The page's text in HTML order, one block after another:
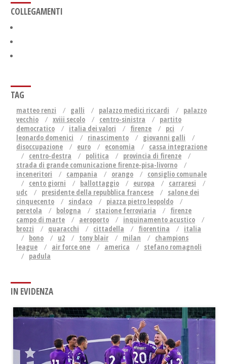
COLLEGAMENTI
TAG
matteo renzi galli palazzo medici riccardi
palazzo
vecchio
xviii secolo centro-sinistra
partito
democratico
italia dei valori firenze
pci
leonardo domenici
rinascimento
giovanni galli
disoccupazione
euro economia
cassa integrazione
centro-destra
politica
provincia di firenze
strada di grande comunicazione firenze-pisa-livorno
inceneritori
campania orango
consiglio comunale
cento giorni
ballottaggio europa
carraresi
udc
presidente della repubblica francese
salone dei
cinquecento
sindaco
piazza pietro leopoldo
peretola
bologna stazione ferroviaria
firenze
campo di marte
aeroporto
inquinamento acustico
brozzi
quaracchi cittadella fiorentina
italia
bono
u2 tony blair milan
champions
league
air force one america
stefano romagnoli
padula
IN EVIDENZA